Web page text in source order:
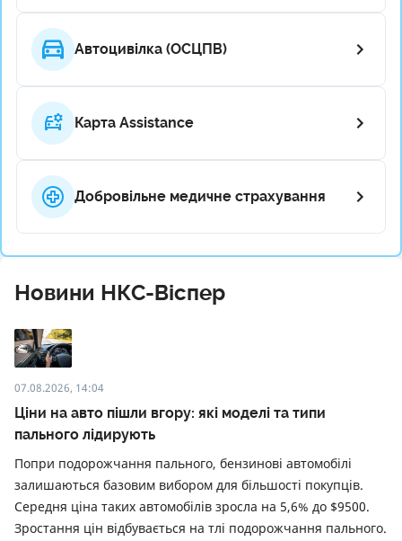
Автоцивілка (ОСЦПВ)
Карта Assistance
Добровільне медичне страхування
Новини НКC-Віспер
07.08.2026, 14:04
Ціни на авто пішли вгору: які моделі та типи
пального лідирують
Попри подорожчання пального, бензинові автомобілі
залишаються базовим вибором для більшості покупців.
Середня ціна таких автомобілів зросла на 5,6% до $9500.
Зростання цін відбувається на тлі подорожчання пального.